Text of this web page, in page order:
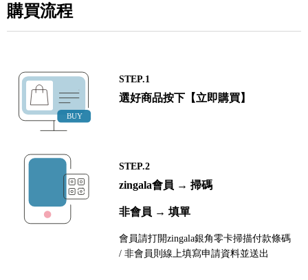
購買流程
STEP.1
選好商品按下【立即購買】
STEP.2
zingala會員 → 掃碼
非會員 → 填單
會員請打開zingala銀角零卡掃描付款條碼
/ 非會員則線上填寫申請資料並送出